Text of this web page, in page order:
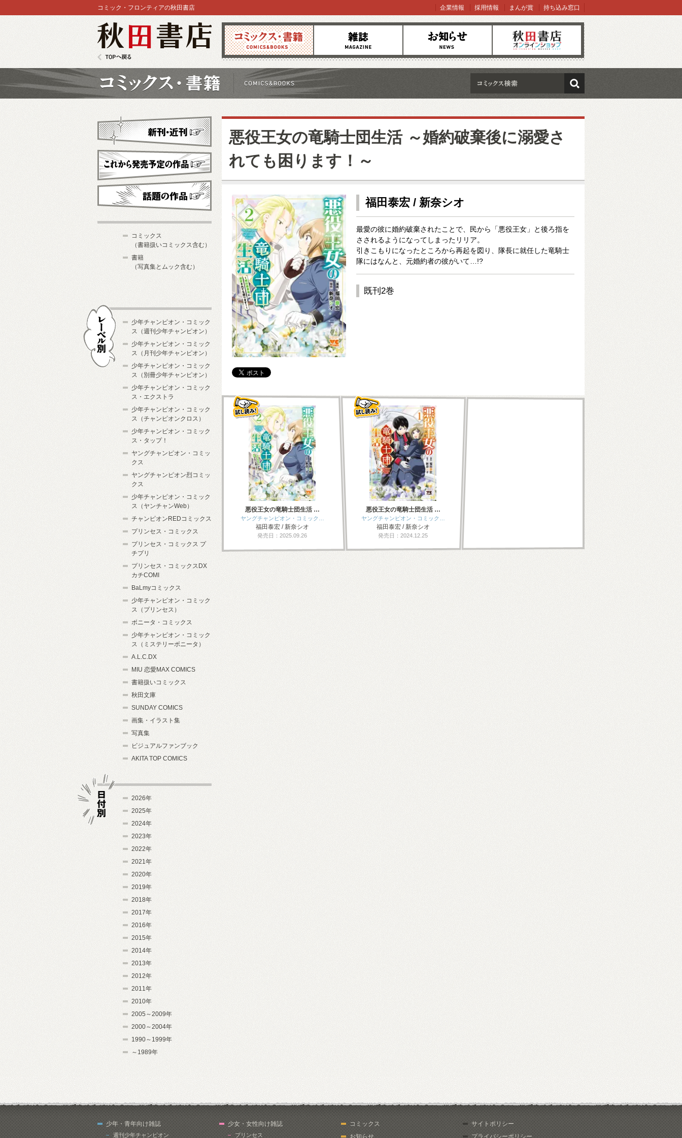
コミックス 雑誌 お知らせ オンラインショップ
コミック・フロンティアの秋田書店 企業情報 採用情報 まんが賞 持ち込み窓口
検索
悪役王女の竜騎士団生活 ～婚約破棄後に溺愛さ
れても困ります！～
福田泰宏 / 新奈シオ
最愛の彼に婚約破棄されたことで、民から「悪役王女」と後ろ指を
さされるようになってしまったリリア。
引きこもりになったところから再起を図り、隊長に就任した竜騎士
隊にはなんと、元婚約者の彼がいて…!?
既刊2巻
悪役王女の竜騎士団生活 …
ヤングチャンピオン・コミック…
福田泰宏 / 新奈シオ
発売日：2025.09.26
悪役王女の竜騎士団生活 …
ヤングチャンピオン・コミック…
福田泰宏 / 新奈シオ
発売日：2024.12.25
新刊・近刊
これから発売予定
コミックス
（書籍扱いコミックス含む）
書籍
（写真集とムック含む）
少年チャンピオン・コミック
ス（週刊少年チャンピオン）
少年チャンピオン・コミック
ス（月刊少年チャンピオン）
少年チャンピオン・コミック
ス（別冊少年チャンピオン）
少年チャンピオン・コミック
ス・エクストラ
少年チャンピオン・コミック
ス（チャンピオンクロス）
少年チャンピオン・コミック
ス・タップ！
ヤングチャンピオン・コミッ
クス
ヤングチャンピオン烈コミッ
クス
少年チャンピオン・コミック
ス（ヤンチャンWeb）
チャンピオンREDコミックス
プリンセス・コミックス
プリンセス・コミックス プ
チプリ
プリンセス・コミックスDX
カチCOMI
BaLmyコミックス
少年チャンピオン・コミック
ス（プリンセス）
ボニータ・コミックス
少年チャンピオン・コミック
ス（ミステリーボニータ）
A.L.C.DX
MIU 恋愛MAX COMICS
書籍扱いコミックス
秋田文庫
SUNDAY COMICS
画集・イラスト集
写真集
ビジュアルファンブック
AKITA TOP COMICS
2026年
2025年
2024年
2023年
2022年
2021年
2020年
2019年
2018年
2017年
2016年
2015年
2014年
2013年
2012年
2011年
2010年
2005～2009年
2000～2004年
1990～1999年
～1989年
少年・青年向け雑誌
週刊少年チャンピオン
少女・女性向け雑誌
プリンセス
コミックス
お知らせ
サイトポリシー
プライバシーポリシー